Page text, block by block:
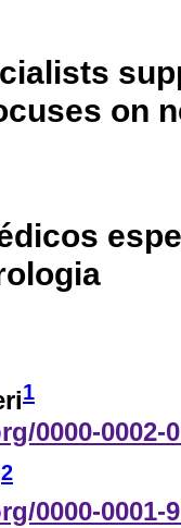
on
1
0000-0002-
2
0000-0001-